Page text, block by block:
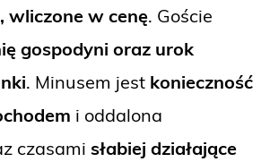
wliczone w cenę. Goście
gospodyni oraz urok
. Minusem jest konieczność
i oddalona
czasami słabiej działające